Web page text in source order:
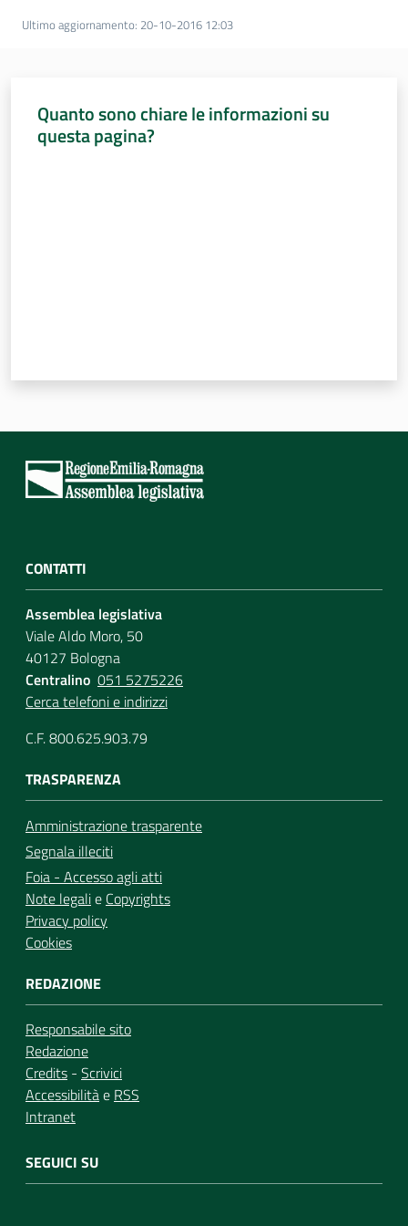
Ultimo aggiornamento: 20-10-2016 12:03
Quanto sono chiare le informazioni su
questa pagina?
CONTATTI
Assemblea legislativa
Viale Aldo Moro, 50
40127 Bologna
Centralino 051 5275226
Cerca telefoni e indirizzi
C.F. 800.625.903.79
TRASPARENZA
Amministrazione trasparente
Segnala illeciti
Foia - Accesso agli atti
Note legalie Copyrights
Privacy policy
Cookies
REDAZIONE
Responsabile sito
Redazione
Credits - Scrivici
Accessibilitàe RSS
Intranet
SEGUICI SU